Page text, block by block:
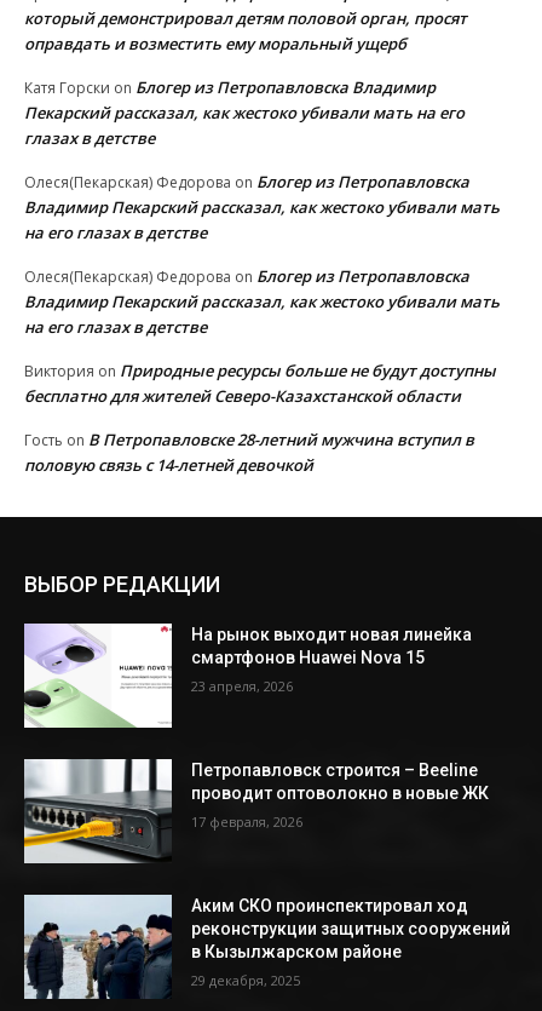
который демонстрировал детям половой орган, просят
оправдать и возместить ему моральный ущерб
Катя Горски on Блогер из Петропавловска Владимир
Пекарский рассказал, как жестоко убивали мать на его
глазах в детстве
Олеся(Пекарская) Федорова on Блогер из Петропавловска
Владимир Пекарский рассказал, как жестоко убивали мать
на его глазах в детстве
Олеся(Пекарская) Федорова on Блогер из Петропавловска
Владимир Пекарский рассказал, как жестоко убивали мать
на его глазах в детстве
Виктория on Природные ресурсы больше не будут доступны
бесплатно для жителей Северо-Казахстанской области
Гость on В Петропавловске 28-летний мужчина вступил в
половую связь с 14-летней девочкой
ВЫБОР РЕДАКЦИИ
На рынок выходит новая линейка
смартфонов Huawei Nova 15
23 апреля, 2026
Петропавловск строится – Beeline
проводит оптоволокно в новые ЖК
17 февраля, 2026
Аким СКО проинспектировал ход
реконструкции защитных сооружений
в Кызылжарском районе
29 декабря, 2025